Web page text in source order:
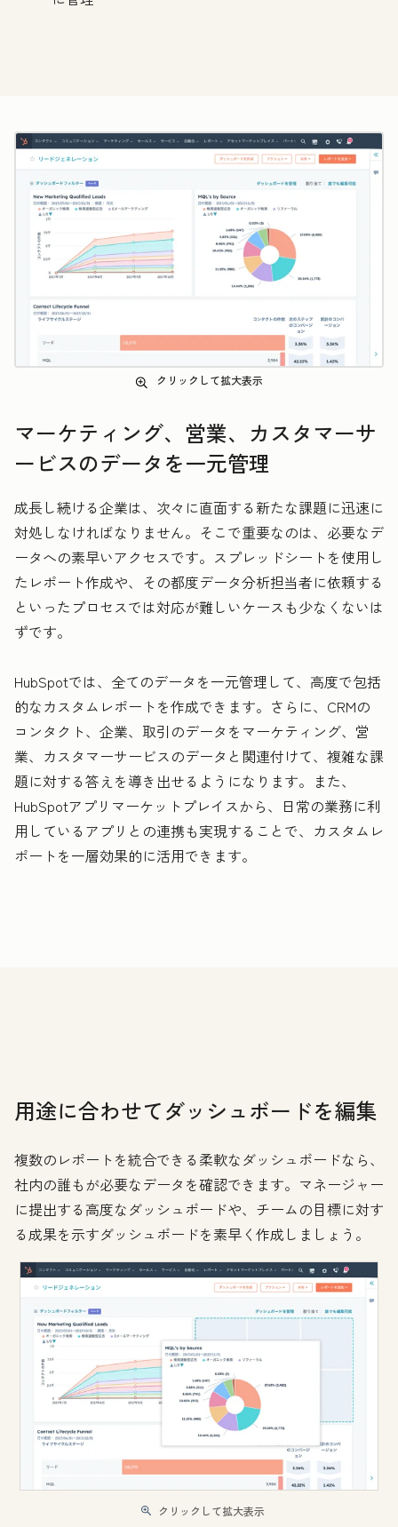
クリックして拡大表示
マーケティング、営業、カスタマーサ
ービスのデータを一元管理
成長し続ける企業は、次々に直面する新たな課題に迅速に
対処しなければなりません。そこで重要なのは、必要なデ
ータへの素早いアクセスです。スプレッドシートを使用し
たレポート作成や、その都度データ分析担当者に依頼する
といったプロセスでは対応が難しいケースも少なくないは
ずです。
HubSpotでは、全てのデータを一元管理して、高度で包括
的なカスタムレポートを作成できます。さらに、CRMの
コンタクト、企業、取引のデータをマーケティング、営
業、カスタマーサービスのデータと関連付けて、複雑な課
題に対する答えを導き出せるようになります。また、
HubSpotアプリマーケットプレイスから、日常の業務に利
用しているアプリとの連携も実現することで、カスタムレ
ポートを一層効果的に活用できます。
用途に合わせてダッシュボードを編集
複数のレポートを統合できる柔軟なダッシュボードなら、
社内の誰もが必要なデータを確認できます。マネージャー
に提出する高度なダッシュボードや、チームの目標に対す
る成果を示すダッシュボードを素早く作成しましょう。
クリックして拡大表示